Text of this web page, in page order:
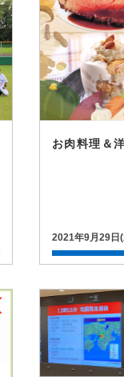
お肉料理＆
2021年9月29日